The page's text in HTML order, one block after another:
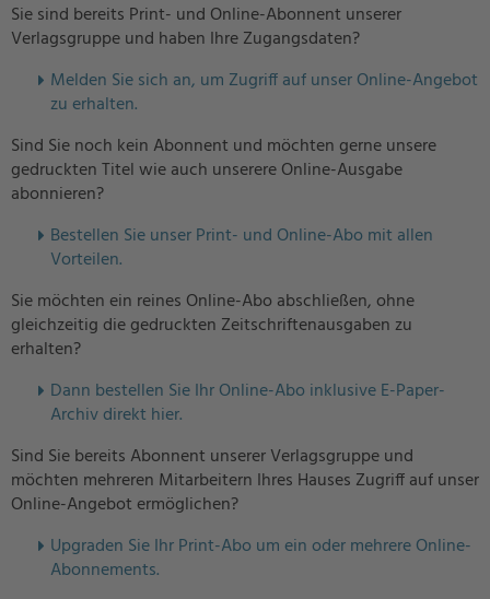
Sie sind bereits Print- und Online-Abonnent unserer
Verlagsgruppe und haben Ihre Zugangsdaten?
Melden Sie sich an, um Zugriff auf unser Online-Angebot
zu erhalten.
Sind Sie noch kein Abonnent und möchten gerne unsere
gedruckten Titel wie auch unserere Online-Ausgabe
abonnieren?
Bestellen Sie unser Print- und Online-Abo mit allen
Vorteilen.
Sie möchten ein reines Online-Abo abschließen, ohne
gleichzeitig die gedruckten Zeitschriftenausgaben zu
erhalten?
Dann bestellen Sie Ihr Online-Abo inklusive E-Paper-
Archiv direkt hier.
Sind Sie bereits Abonnent unserer Verlagsgruppe und
möchten mehreren Mitarbeitern Ihres Hauses Zugriff auf unser
Online-Angebot ermöglichen?
Upgraden Sie Ihr Print-Abo um ein oder mehrere Online-
Abonnements.